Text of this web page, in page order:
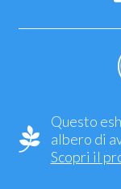
Questo
albero di
Scopri il